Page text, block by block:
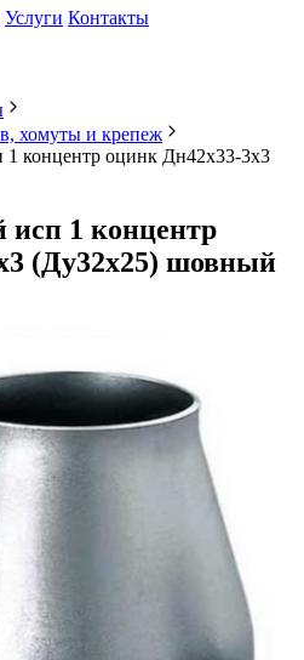
Услуги Контакты
хомуты и крепеж
1 концентр оцинк Дн42х33-3х3
исп 1 концентр
(Ду32х25) шовный